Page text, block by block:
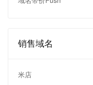
销售域名
米店